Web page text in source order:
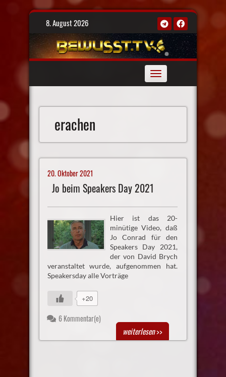
Skip
8. August 2026
Toggle
navigation
erachen
20. Oktober 2021
Jo beim Speakers Day 2021
Hier ist das 20-
minütige Video, daß
Jo Conrad für den
Speakers Day 2021,
der von David Brych
veranstaltet wurde, aufgenommen hat.
Speakersday alle Vorträge
+20
6 Kommentar(e)
weiterlesen>>